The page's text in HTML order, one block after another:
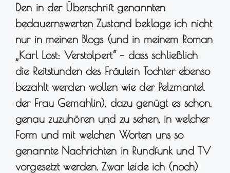
Den in der Überschrift genannten
bedauernswerten Zustand beklage ich nicht
nur in meinen Blogs (und in meinem Roman
„Karl Lost: Verstolpert“ – dass schließlich
die Reitstunden des Fräulein Tochter ebenso
bezahlt werden wollen wie der Pelzmantel
der Frau Gemahlin), dazu genügt es schon,
genau zuzuhören und zu sehen, in welcher
Form und mit welchen Worten uns so
genannte Nachrichten in Rundfunk und TV
vorgesetzt werden. Zwar leide ich (noch)